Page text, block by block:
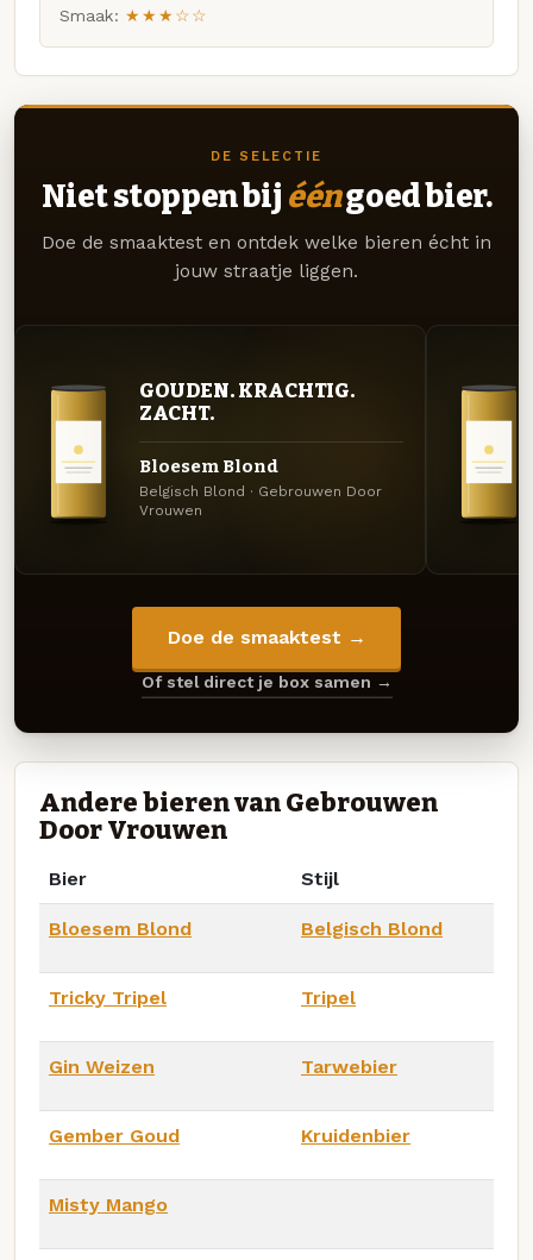
Smaak: ★★★☆☆
DE SELECTIE
Niet stoppen bij ééngoed bier.
Doe de smaaktest en ontdek welke bieren écht in
jouw straatje liggen.
GOUDEN. KRACHTIG.
ZACHT.
Bloesem Blond
Belgisch Blond · Gebrouwen Door
Vrouwen
Doe de smaaktest →
Of stel direct je box samen →
Andere bieren van Gebrouwen
Door Vrouwen
Bier Stijl
Bloesem Blond Belgisch Blond
Tricky Tripel Tripel
Gin Weizen Tarwebier
Gember Goud Kruidenbier
Misty Mango